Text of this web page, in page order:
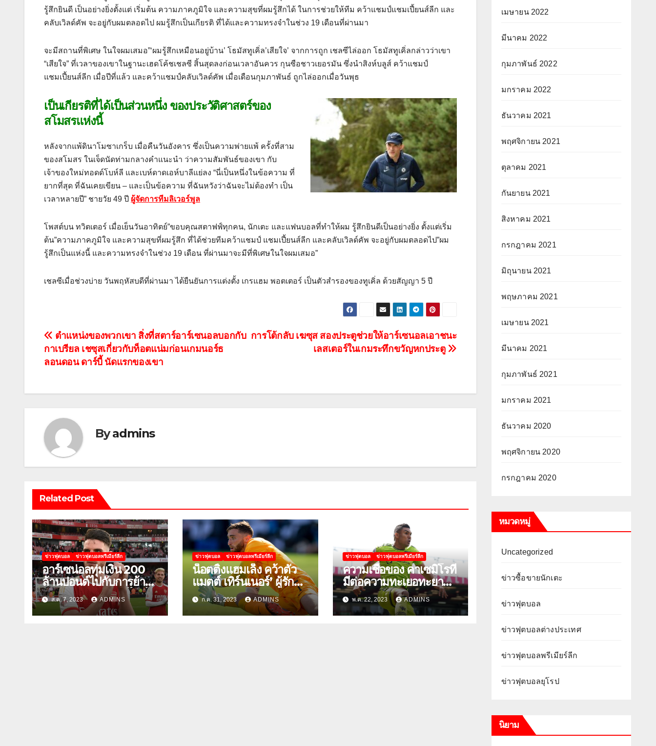
รู้สึกยินดี เป็นอย่างยิ่งตั้งแต่ เริ่มต้น ความภาคภูมิใจ และความสุขที่ผมรู้สึกได้ ในการช่วยให้ทีม คว้าแชมป์แชมเปี้ยนส์ลีก และ
คลับเวิลด์คัพ จะอยู่กับผมตลอดไป ผมรู้สึกเป็นเกียรติ ที่ได้และความทรงจําในช่วง 19 เดือนที่ผ่านมา
จะมีสถานที่พิเศษ ในใจผมเสมอ”‘ผมรู้สึกเหมือนอยู่บ้าน’ โธมัสทูเคิ่ล’เสียใจ’ จากการถูก เชลซีไล่ออก โธมัสทูเคิ่ลกล่าวว่าเขา
“เสียใจ” ที่เวลาของเขาในฐานะเฮดโค้ชเชลซี สิ้นสุดลงก่อนเวลาอันควร กุนซือชาวเยอรมัน ซึ่งนําสิงห์บลูส์ คว้าแชมป์
แชมเปี้ยนส์ลีก เมื่อปีที่แล้ว และคว้าแชมป์คลับเวิลด์คัพ เมื่อเดือนกุมภาพันธ์ ถูกไล่ออกเมื่อวันพุธ
เป็นเกียรติที่ได้เป็นส่วนหนึ่ง ของประวัติศาสตร์ของ
สโมสรแห่งนี้
หลังจากแพ้ดินาโมซาเกร็บ เมื่อคืนวันอังคาร ซึ่งเป็นความพ่ายแพ้ ครั้งที่สาม
ของสโมสร ในเจ็ดนัดท่ามกลางคําแนะนํา ว่าความสัมพันธ์ของเขา กับ
เจ้าของใหม่ทอดด์โบห์ลี และเบห์ดาดเอห์บาลีแย่ลง “นี่เป็นหนึ่งในข้อความ ที่
ยากที่สุด ที่ฉันเคยเขียน – และเป็นข้อความ ที่ฉันหวังว่าฉันจะไม่ต้องทํา เป็น
เวลาหลายปี” ชายวัย 49 ปี ผู้จัดการทีมลิเวอร์พูล
โพสต์บน ทวิตเตอร์ เมื่อเย็นวันอาทิตย์”ขอบคุณสตาฟฟ์ทุกคน, นักเตะ และแฟนบอลที่ทําให้ผม รู้สึกยินดีเป็นอย่างยิ่ง ตั้งแต่เริ่ม
ต้น”ความภาคภูมิใจ และความสุขที่ผมรู้สึก ที่ได้ช่วยทีมคว้าแชมป์ แชมเปี้ยนส์ลีก และคลับเวิลด์คัพ จะอยู่กับผมตลอดไป”ผม
รู้สึกเป็นแห่งนี้ และความทรงจําในช่วง 19 เดือน ที่ผ่านมาจะมีที่พิเศษในใจผมเสมอ”
เชลซีเมื่อช่วงบ่าย วันพฤหัสบดีที่ผ่านมา ได้ยืนยันการแต่งตั้ง เกรแฮม พอตเตอร์ เป็นตัวสํารองของทูเคิ่ล ด้วยสัญญา 5 ปี
แนะแนว
เรื่อง
การโต้กลับ เฆซุส สองประตูช่วยให้อาร์เซนอลเอาชนะ
เลสเตอร์ในเกมระทึกขวัญหกประตู
ตําแหน่งของพวกเขา สิ่งที่สตาร์อาร์เซนอลบอกกับ
กาเบรียล เชซุสเกี่ยวกับท็อตแน่มก่อนเกมนอร์ธ
ลอนดอน ดาร์บี้ นัดแรกของเขา
Byadmins
Related Post
ข่าวฟุตบอล ข่าวฟุตบอลพรีเมียร์ลีก
อาร์เซน่อลทุ่มเงิน 200
ล้านปอนด์ไปกับการย้าย
ทีมรวมถึงเดแคลน ไรซ์
ส.ค. 7, 2023 ADMINS
ข่าวฟุตบอล ข่าวฟุตบอลพรีเมียร์ลีก
น็อตติ้งแฮมเล็ง คว้าตัว
แมตต์ เทิร์นเนอร์’ ผู้รักษา
ประตูทีมชาติ
สหรัฐอเมริกา
ก.ค. 31, 2023 ADMINS
ข่าวฟุตบอล ข่าวฟุตบอลพรีเมียร์ลีก
ความเชื่อของ คาเซมิโรที่
มีต่อความทะเยอทะยาน
ของเอริก เทน ฮาก
พ.ค. 22, 2023 ADMINS
เมษายน 2022
มีนาคม 2022
กุมภาพันธ์ 2022
มกราคม 2022
ธันวาคม 2021
พฤศจิกายน 2021
ตุลาคม 2021
กันยายน 2021
สิงหาคม 2021
กรกฎาคม 2021
มิถุนายน 2021
พฤษภาคม 2021
เมษายน 2021
มีนาคม 2021
กุมภาพันธ์ 2021
มกราคม 2021
ธันวาคม 2020
พฤศจิกายน 2020
กรกฎาคม 2020
หมวดหมู่
Uncategorized
ข่าวซื้อขายนักเตะ
ข่าวฟุตบอล
ข่าวฟุตบอลต่างประเทศ
ข่าวฟุตบอลพรีเมียร์ลีก
ข่าวฟุตบอลยุโรป
นิยาม